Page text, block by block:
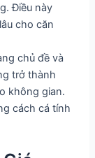
Điều này
cho căn
chủ đề và
trở thành
không gian.
cách cá tính